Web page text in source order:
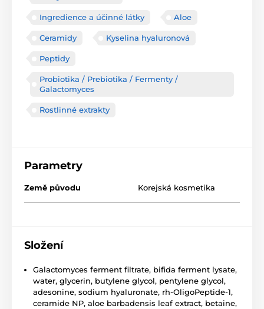
Ingredience a účinné látky Aloe
Ceramidy Kyselina hyaluronová
Peptidy
Probiotika / Prebiotika / Fermenty /
Galactomyces
Rostlinné extrakty
Parametry
Země původu Korejská kosmetika
Složení
Galactomyces ferment filtrate, bifida ferment lysate,
water, glycerin, butylene glycol, pentylene glycol,
adesonine, sodium hyaluronate, rh-OligoPeptide-1,
ceramide NP, aloe barbadensis leaf extract, betaine,